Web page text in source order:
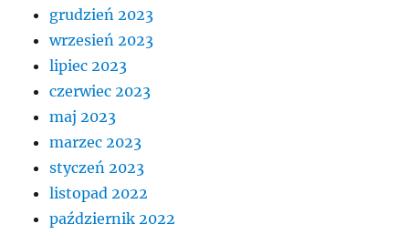
grudzień 2023
wrzesień 2023
lipiec 2023
czerwiec 2023
maj 2023
marzec 2023
styczeń 2023
listopad 2022
październik 2022